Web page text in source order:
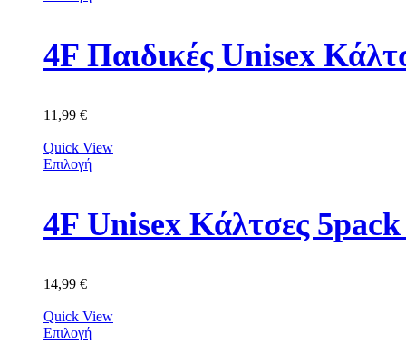
4F Παιδικές Unisex
11,99 €
Quick View
Επιλογή
4F Unisex Κάλτσες
14,99 €
Quick View
Επιλογή